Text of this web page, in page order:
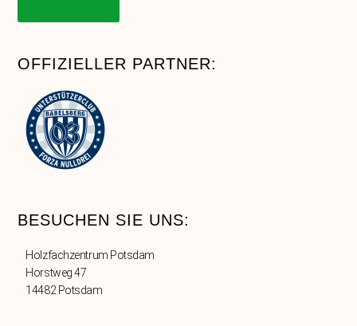
OFFIZIELLER PARTNER:
BESUCHEN SIE UNS:
Holzfachzentrum Potsdam
Horstweg 47
14482 Potsdam